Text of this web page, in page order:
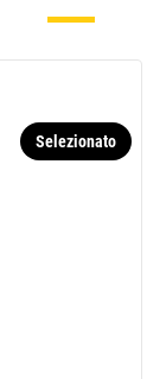
Selezionato